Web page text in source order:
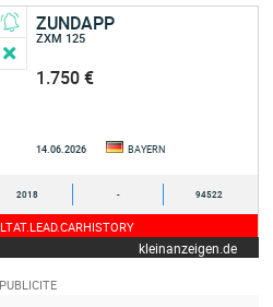
ZUNDAPP
ZXM 125
1.750 €
14.06.2026 BAYERN
2018 - 94522
kleinanzeigen.de